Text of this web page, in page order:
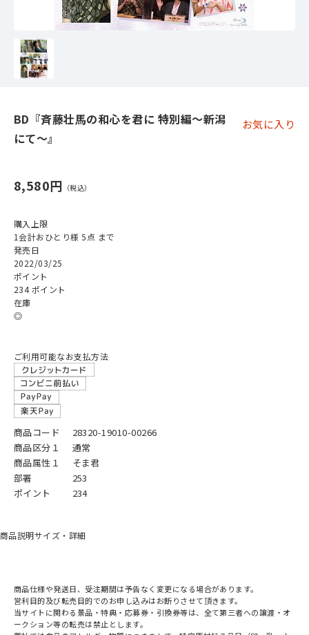
BD『斉藤壮馬の和心を君に 特別編～新潟
にて～』
お気に入り
8,580円
購入上限
1会計おひとり様 5点 まで
発売日
2022/03/25
ポイント
234 ポイント
在庫
◎
ご利用可能なお支払方法
商品コード
28320-19010-00266
商品区分１
通常
商品属性１
そま君
部署
253
ポイント
234
商品説明サイズ・詳細
商品仕様や発送日、受注期間は予告なく変更になる場合があります。
営利目的及び転売目的でのお申し込みはお断りさせて頂きます。
当サイトに関わる景品・特典・応募券・引換券等は、全て第三者への譲渡・オ
ークション等の転売は禁止とします。